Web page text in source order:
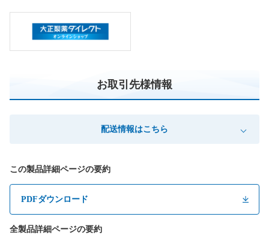
お取引先様情報
配送情報はこちら
この製品詳細ページの要約
PDFダウンロード
全製品詳細ページの要約